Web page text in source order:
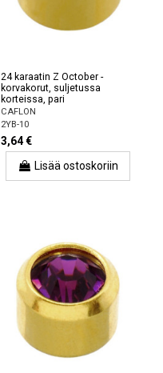
24 karaatin Z October -
korvakorut, suljetussa
korteissa, pari
CAFLON
2YB-10
3,64 €
Lisää ostoskoriin